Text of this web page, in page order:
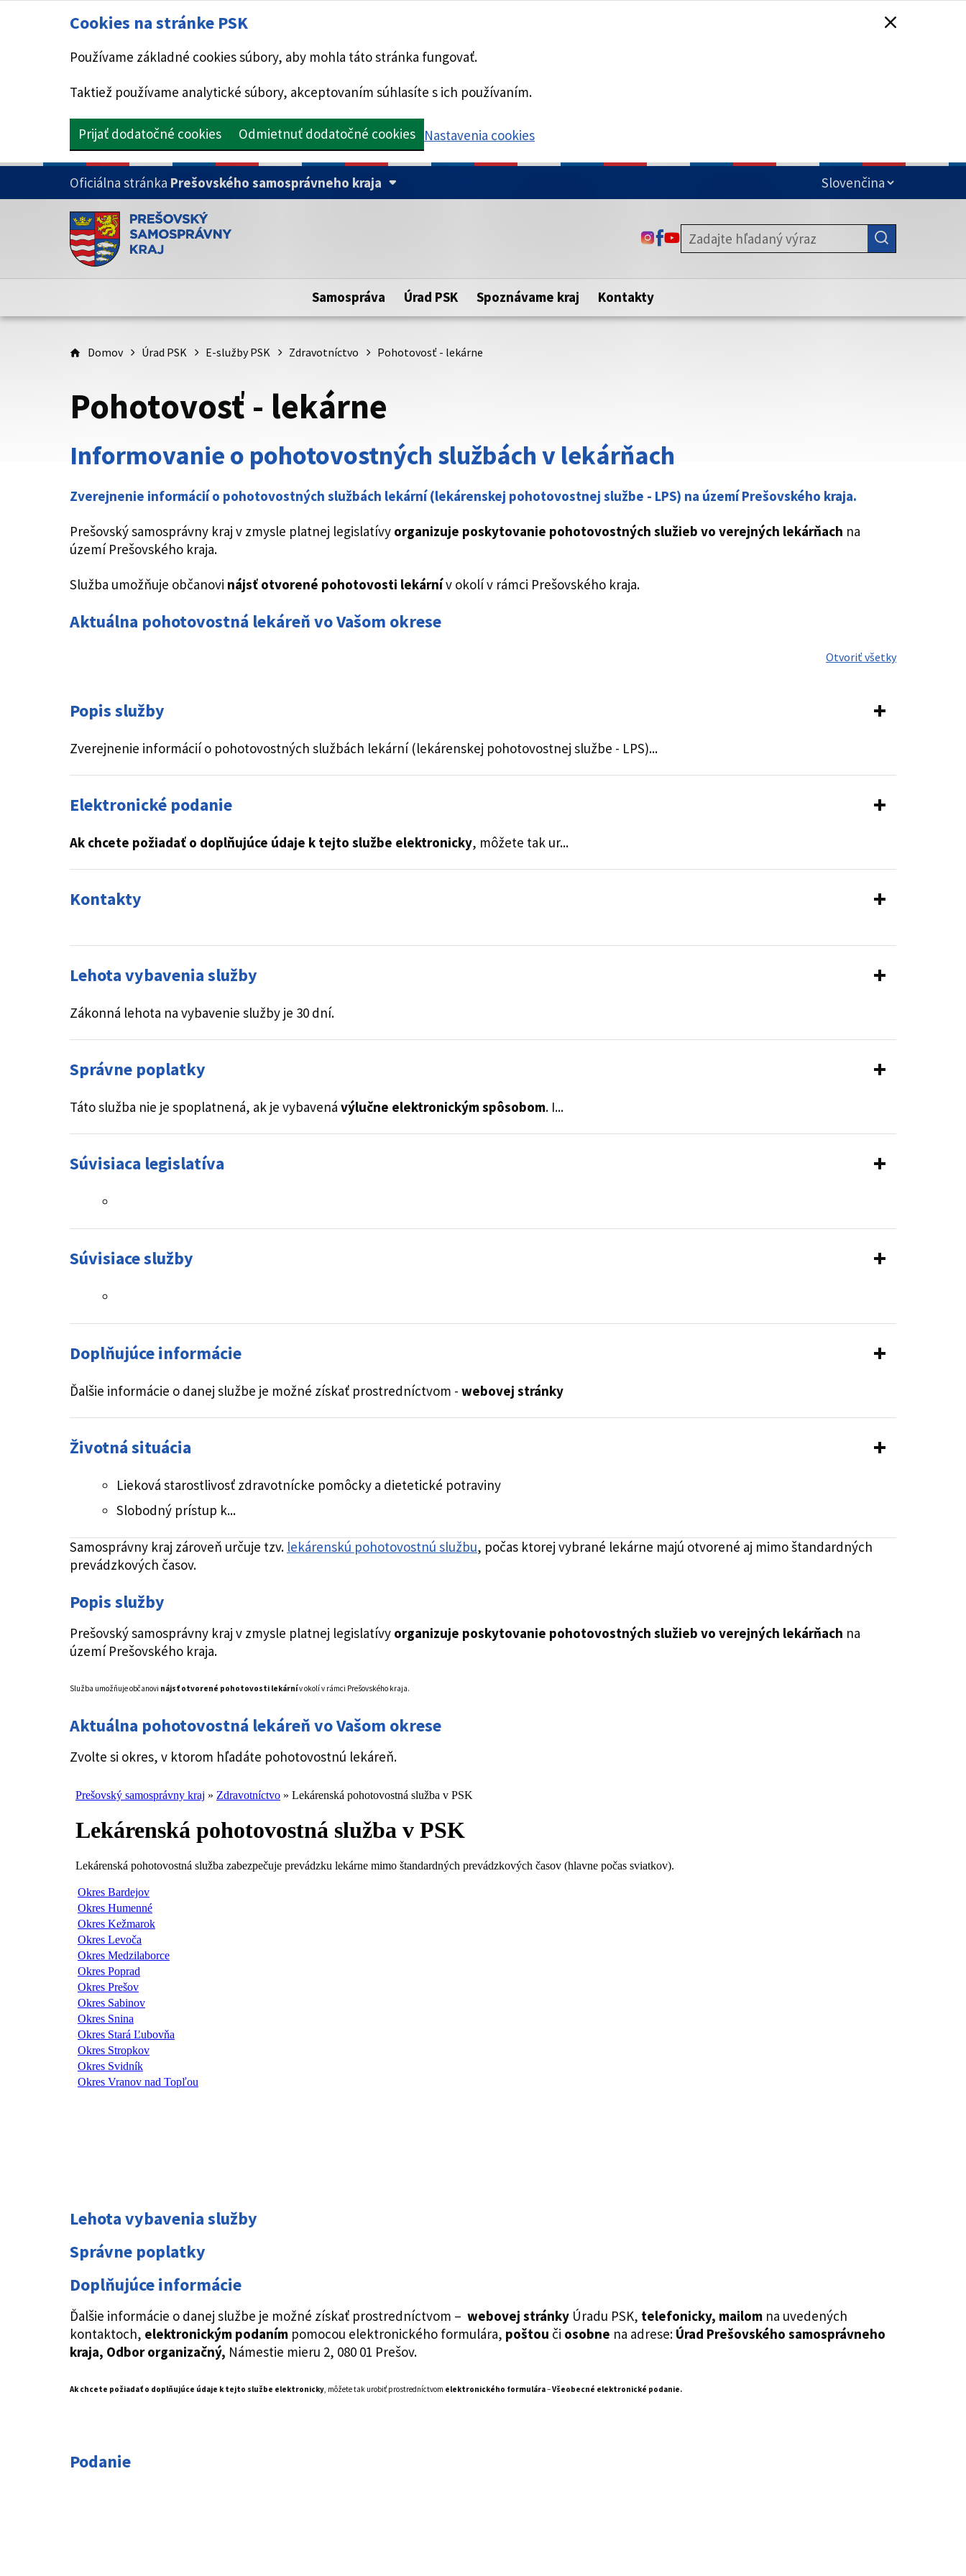
Cookies na stránke PSK
Používame základné cookies súbory, aby mohla táto stránka fungovať.
Taktiež používame analytické súbory, akceptovaním súhlasíte s ich používaním.
Prijať dodatočné cookies Odmietnuť dodatočné cookies Nastavenia cookies
PRESKOČIŤ NA HLAVNÝ OBSAH
Oficiálna stránka Prešovského samosprávneho kraja
Doména psk.sk je oficiálna
Toto je oficiálna webová stránka Prešovského samosprávneho kraja.
Táto stránka je zabezpečená
zabezpečenú webovú stránku. Zabezpečená stránka vždy začína
https:// pred názvom domény webového sídla.
ODKAZ SA OTVORÍ NA NOVEJ KARTE
ODKAZ SA OTVORÍ NA NOVEJ KARTE
ODKAZ SA OTVORÍ NA NOVEJ KARTE
Samospráva Úrad PSK Spoznávame kraj Kontakty
Domov Úrad PSK E-služby PSK Zdravotníctvo Pohotovosť - lekárne
Pohotovosť - lekárne
Informovanie o pohotovostných službách v lekárňach
Zverejnenie informácií o pohotovostných službách lekární (lekárenskej pohotovostnej službe - LPS) na území Prešovského kraja.
Prešovský samosprávny kraj v zmysle platnej legislatívy organizuje poskytovanie pohotovostných služieb vo verejných lekárňach na
území Prešovského kraja.
Služba umožňuje občanovi nájsť otvorené pohotovosti lekárnív okolí v rámci Prešovského kraja.
Aktuálna pohotovostná lekáreň vo Vašom okrese
Otvoriť všetky
Popis služby
Zverejnenie informácií o pohotovostných službách lekární (lekárenskej pohotovostnej službe - LPS)...
Elektronické podanie
Ak chcete požiadať o doplňujúce údaje k tejto službe elektronicky, môžete tak ur...
Kontakty
Lehota vybavenia služby
Zákonná lehota na vybavenie služby je 30 dní.
Správne poplatky
Táto služba nie je spoplatnená, ak je vybavená výlučne elektronickým spôsobom. I...
Súvisiaca legislatíva
Súvisiace služby
Doplňujúce informácie
Ďalšie informácie o danej službe je možné získať prostredníctvom - webovej stránky
Životná situácia
Lieková starostlivosť zdravotnícke pomôcky a dietetické potraviny
Slobodný prístup k...
Samosprávny kraj zároveň určuje tzv. lekárenskú pohotovostnú službu, počas ktorej vybrané lekárne majú otvorené aj mimo štandardných
prevádzkových časov.
Popis služby
Prešovský samosprávny kraj v zmysle platnej legislatívy organizuje poskytovanie pohotovostných služieb vo verejných lekárňach na
území Prešovského kraja.
Služba umožňuje občanovi nájsť otvorené pohotovosti lekárnív okolí v rámci Prešovského kraja.
Aktuálna pohotovostná lekáreň vo Vašom okrese
Zvolte si okres, v ktorom hľadáte pohotovostnú lekáreň.
Lehota vybavenia služby
Správne poplatky
Doplňujúce informácie
Ďalšie informácie o danej službe je možné získať prostredníctvom – webovej stránky Úradu PSK, telefonicky, mailom na uvedených
kontaktoch, elektronickým podaním pomocou elektronického formulára, poštou či osobne na adrese: Úrad Prešovského samosprávneho
kraja, Odbor organizačný, Námestie mieru 2, 080 01 Prešov.
Ak chcete požiadať o doplňujúce údaje k tejto službe elektronicky, môžete tak urobiť prostredníctvom elektronického formulára–Všeobecné elektronické podanie.
Podanie